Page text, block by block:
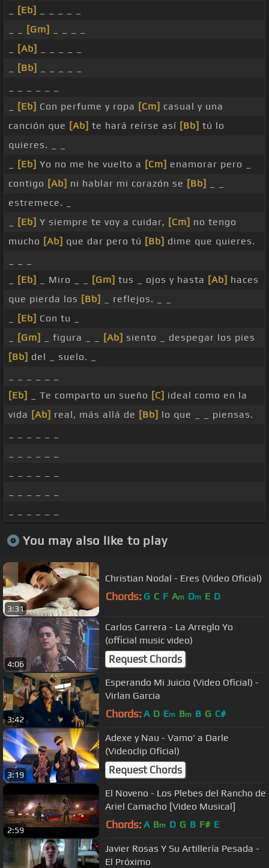
[Eb]
[Gm]
[Ab]
[Bb]
[Eb] Con perfume y ropa [Cm] casual y una
canción que [Ab] te hará reírse así [Bb] tú lo
quieres. _ _
[Eb] Yo no me he vuelto a [Cm] enamorar pero _
contigo [Ab] ni hablar mi corazón se [Bb]
estremece. _
[Eb] Y siempre te voy a cuidar, [Cm] no tengo
mucho [Ab] que dar pero tú [Bb] dime que quieres.
[Eb] _ Miro _ _ [Gm] tus _ ojos y hasta [Ab] haces
que pierda los [Bb]
_ reflejos. _ _
[Eb] Con tu _
[Gm] _ figura _ _ [Ab] siento _ despegar los pies
[Bb] del _ suelo. _
[Eb]
_ Te comparto un sueño [C] ideal como en la
vida [Ab] real, más allá de [Bb] lo que _ _ piensas.
You may also like to play
3:31
Christian Nodal - Eres (Video Oficial)
Chords: G C F Am Dm E D
4:06
Carlos Carrera - La Arreglo Yo
(official music video)
Request Chords
3:42
Esperando Mi Juicio (Video Oficial) -
Virlan Garcia
Chords: A D Em Bm B G C#
3:19
Adexe y Nau - Vamo' a Darle
(Videoclip Oficial)
Request Chords
2:59
El Noveno - Los Plebes del Rancho de
Ariel Camacho [Video Musical]
Chords: A Bm D G B F# E
Javier Rosas Y Su Artillería Pesada -
El Próximo